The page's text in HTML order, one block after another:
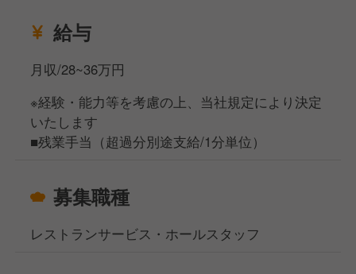
給与
月収/28~36万円
※経験・能力等を考慮の上、当社規定により決定
いたします
■残業手当（超過分別途支給/1分単位）
募集職種
レストランサービス・ホールスタッフ